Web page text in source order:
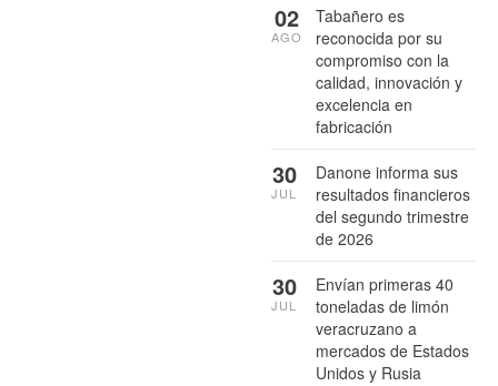
Tabañero es
reconocida por su
compromiso con la
calidad, innovación y
excelencia en
fabricación
02
AGO
Danone informa sus
resultados financieros
del segundo trimestre
de 2026
30
JUL
Envían primeras 40
toneladas de limón
veracruzano a
mercados de Estados
Unidos y Rusia
30
JUL